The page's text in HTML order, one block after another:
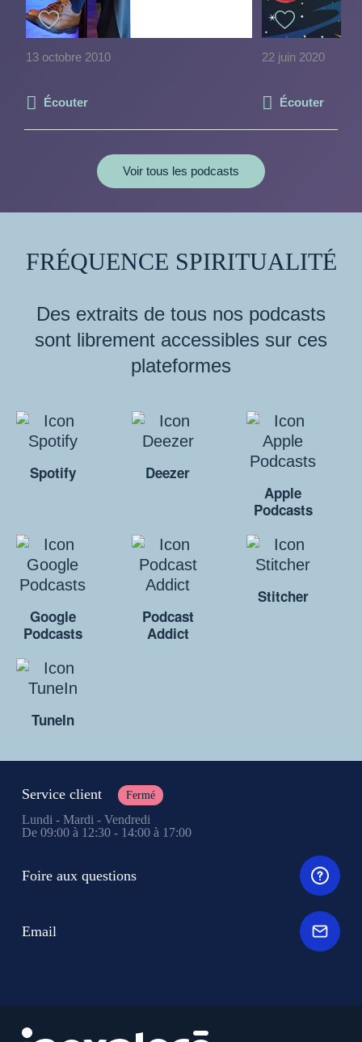
13 octobre 2010
Écouter
22 juin 2020
Écouter
Voir tous les podcasts
FRÉQUENCE SPIRITUALITÉ
Des extraits de tous nos podcasts
sont librement accessibles sur ces
plateformes
Spotify
Deezer
Apple
Podcasts
Google
Podcasts
Podcast
Addict
Stitcher
TuneIn
Service client Fermé
Lundi - Mardi - Vendredi
De 09:00 à 12:30 - 14:00 à 17:00
Foire aux questions
Email